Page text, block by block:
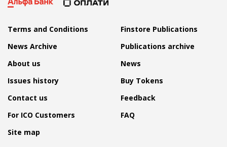
Terms and Conditions
Finstore Publications
News Archive
Publications archive
About us
News
Issues history
Buy Tokens
Contact us
Feedback
For ICO Customers
FAQ
Site map